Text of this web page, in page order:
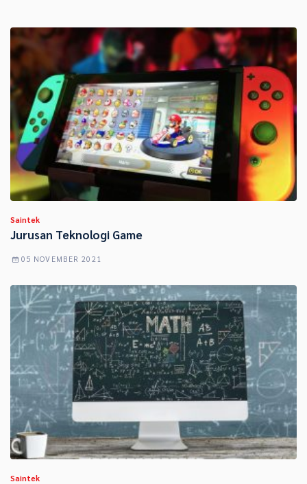
Saintek
Jurusan Teknologi Game
05 NOVEMBER 2021
Saintek